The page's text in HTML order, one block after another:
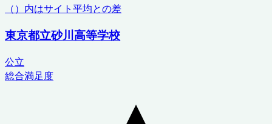
（）内はサイト平均との差
東京都立砂川高等学校
公立
総合満足度